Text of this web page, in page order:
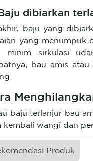
dibiarkan
baju yang
yang menumpuk
minim sirkulasi
bau amis
baju terlanjur bau
kembali wangi dan
Produk